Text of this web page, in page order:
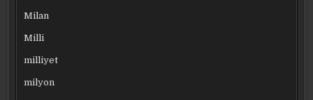
Milan
Milli
milliyet
milyon